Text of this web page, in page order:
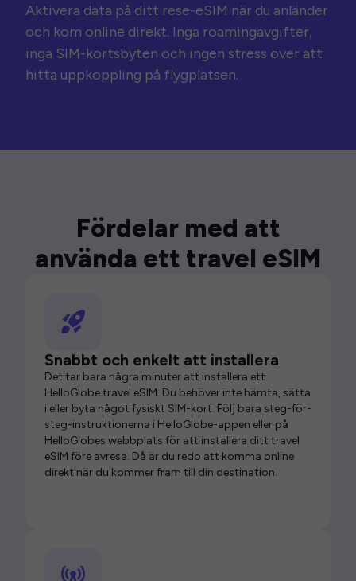
Aktivera data på ditt rese-eSIM när du anländer
och kom online direkt. Inga roamingavgifter,
inga SIM-kortsbyten och ingen stress över att
hitta uppkoppling på flygplatsen.
Fördelar med att
använda ett travel eSIM
Snabbt och enkelt att installera
Det tar bara några minuter att installera ett
HelloGlobe travel eSIM. Du behöver inte hämta, sätta
i eller byta något fysiskt SIM-kort. Följ bara steg-för-
steg-instruktionerna i HelloGlobe-appen eller på
HelloGlobes webbplats för att installera ditt travel
eSIM före avresa. Då är du redo att komma online
direkt när du kommer fram till din destination.